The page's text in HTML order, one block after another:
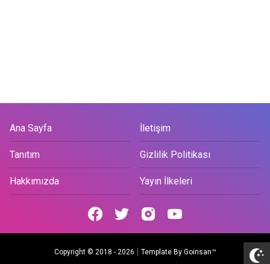
Ana Sayfa İletişim
Tanıtım Gizlilik Politikası
Hakkımızda Yayın İlkeleri
Copyright © 2018 - 2026 Template By Goinsan™